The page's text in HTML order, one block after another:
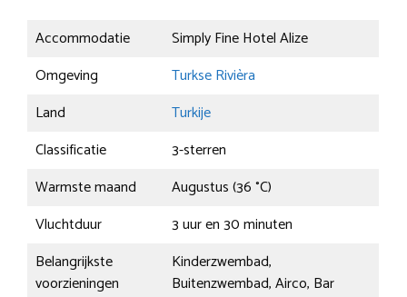
Accommodatie
Simply Fine Hotel Alize
Omgeving
Turkse Rivièra
Land
Turkije
Classificatie
3-sterren
Warmste maand
Augustus (36 °C)
Vluchtduur
3 uur en 30 minuten
Belangrijkste
voorzieningen
Kinderzwembad,
Buitenzwembad, Airco, Bar